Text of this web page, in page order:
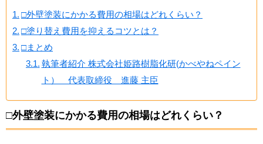
□外壁塗装にかかる費用の相場はどれくらい？
□塗り替え費用を抑えるコツとは？
□まとめ
執筆者紹介 株式会社姫路樹脂化研(かべやねペイン
ト） 代表取締役 進藤 主臣
□外壁塗装にかかる費用の相場はどれくらい？